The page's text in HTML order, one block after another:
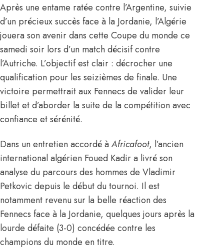
Après une entame ratée contre l’Argentine, suivie
d’un précieux succès face à la Jordanie, l’Algérie
jouera son avenir dans cette Coupe du monde ce
samedi soir lors d’un match décisif contre
l’Autriche. L’objectif est clair : décrocher une
qualification pour les seizièmes de finale. Une
victoire permettraitaux Fennecs de valider leur
billet et d’aborder la suite de la compétition avec
confiance et sérénité.
Dans un entretien accordé àAfricafoot, l’ancien
international algérien Foued Kadira livré son
analyse du parcours des hommes de Vladimir
Petkovic depuis le début du tournoi. Il est
notamment revenu sur la belle réaction des
Fennecs face à la Jordanie, quelques jours après la
lourde défaite (3-0) concédée contre les
champions du monde en titre.